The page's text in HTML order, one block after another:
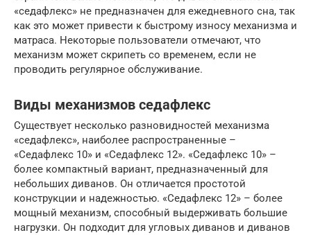
«седафлекс» не предназначен для ежедневного сна, так
как это может привести к быстрому износу механизма и
матраса. Некоторые пользователи отмечают, что
механизм может скрипеть со временем, если не
проводить регулярное обслуживание.
Виды механизмов седафлекс
Существует несколько разновидностей механизма
«седафлекс», наиболее распространенные –
«Седафлекс 10» и «Седафлекс 12». «Седафлекс 10» –
более компактный вариант, предназначенный для
небольших диванов. Он отличается простотой
конструкции и надежностью. «Седафлекс 12» – более
мощный механизм, способный выдерживать большие
нагрузки. Он подходит для угловых диванов и диванов